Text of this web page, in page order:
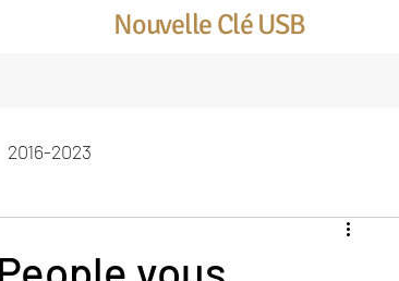
Nouvelle Clé USB
2016-2023